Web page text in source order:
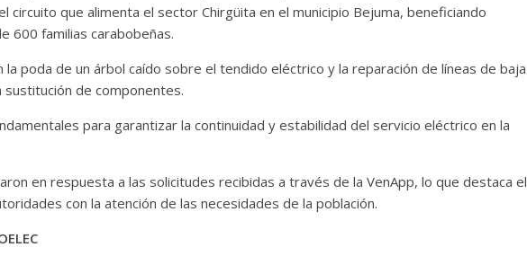
circuito que alimenta el sector Chirgüita en el municipio Bejuma, beneficiando
600 familias carabobeñas.
la poda de un árbol caído sobre el tendido eléctrico y la reparación de líneas de baja
de componentes.
para garantizar la continuidad y estabilidad del servicio eléctrico en la
en respuesta a las solicitudes recibidas a través de la VenApp, lo que destaca el
con la atención de las necesidades de la población.